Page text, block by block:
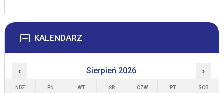
KALENDARZ
‹ Sierpień 2026 ›
NDZ PN WT ŚR CZW PT SOB